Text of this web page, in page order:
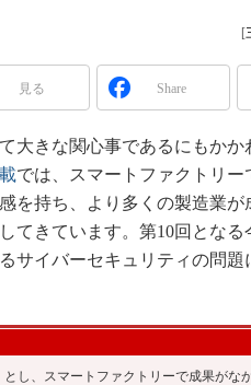
デジタルツインとCAE
S＆OP
インダストリー4.0
イノベーション
製造業ビッグデータ
メイドインジャパン
植物工場
グローバル設計・開発
[
見る Share
大きな関心事であるにもかか
では、スマートファクトリー
を持ち、より多くの製造業が
てきています。第10回となる
サイバーセキュリティの問題
し、スマートファクトリーで成果がな